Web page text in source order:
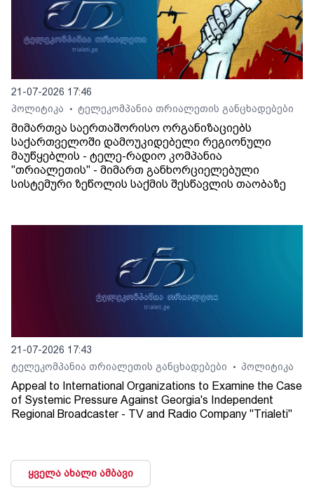
21-07-2026 17:46
პოლიტიკა
• ტელეკომპანია თრიალეთის განცხადებები
მიმართვა საერთაშორისო ორგანიზაციებს
საქართველოში დამოუკიდებელი რეგიონული
მაუწყებლის - ტელე-რადიო კომპანია
"თრიალეთის" - მიმართ განხორციელებული
სისტემური ზეწოლის საქმის შესწავლის თაობაზე
21-07-2026 17:43
ტელეკომპანია თრიალეთის განცხადებები
• პოლიტიკა
Appeal to International Organizations to Examine the Case
of Systemic Pressure Against Georgia's Independent
Regional Broadcaster - TV and Radio Company "Trialeti"
ყველა ახალი ამბავი